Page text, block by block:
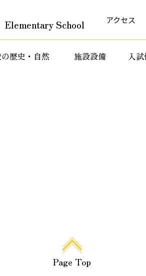
Elementary School アクセス
歴史・自然 施設設備 入
Page Top